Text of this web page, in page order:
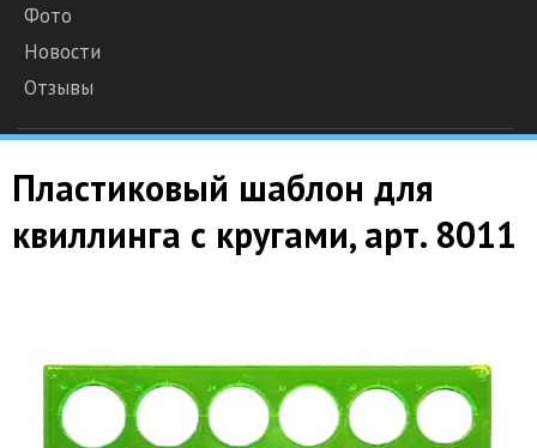
Фото
Новости
Отзывы
Пластиковый шаблон для
квиллинга с кругами, арт. 8011